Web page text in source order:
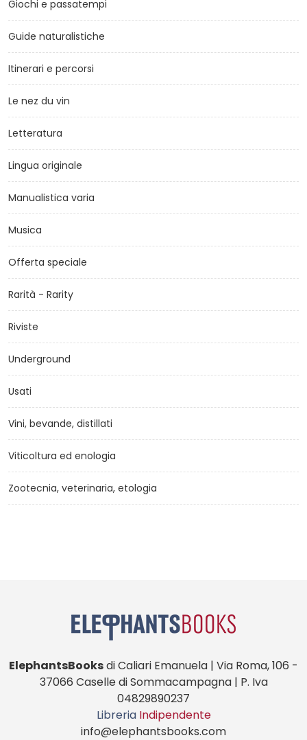
Giochi e passatempi
Guide naturalistiche
Itinerari e percorsi
Le nez du vin
Letteratura
Lingua originale
Manualistica varia
Musica
Offerta speciale
Rarità - Rarity
Riviste
Underground
Usati
Vini, bevande, distillati
Viticoltura ed enologia
Zootecnia, veterinaria, etologia
ElephantsBooksdi Caliari Emanuela | Via Roma, 106 -
37066 Caselle di Sommacampagna | P. Iva
04829890237
Libreria Indipendente
info@elephantsbooks.com